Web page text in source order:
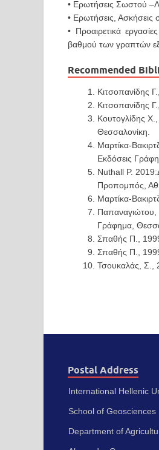
• Ερωτήσεις Σωστού
• Ερωτήσεις, Ασκήσεις
• Προαιρετικά
βαθμού των γραπτών
Recommended
Κιτσοπανίδης
Κιτσοπανίδης
Κουτογλίδης
Θεσσαλονίκη.
Μαρτίκα-
Εκδόσεις
Nuthall P.
Προπομπός,
Μαρτίκα-
Παπαναγιώτου,
Γράφημα,
Σπαθής Π.,
Σπαθής Π.,
Τσουκαλάς, Σ.,
Postal Address
International Hellenic
School of Geosciences
Department of